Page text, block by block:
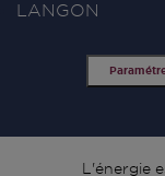
LANGON
L'énergie